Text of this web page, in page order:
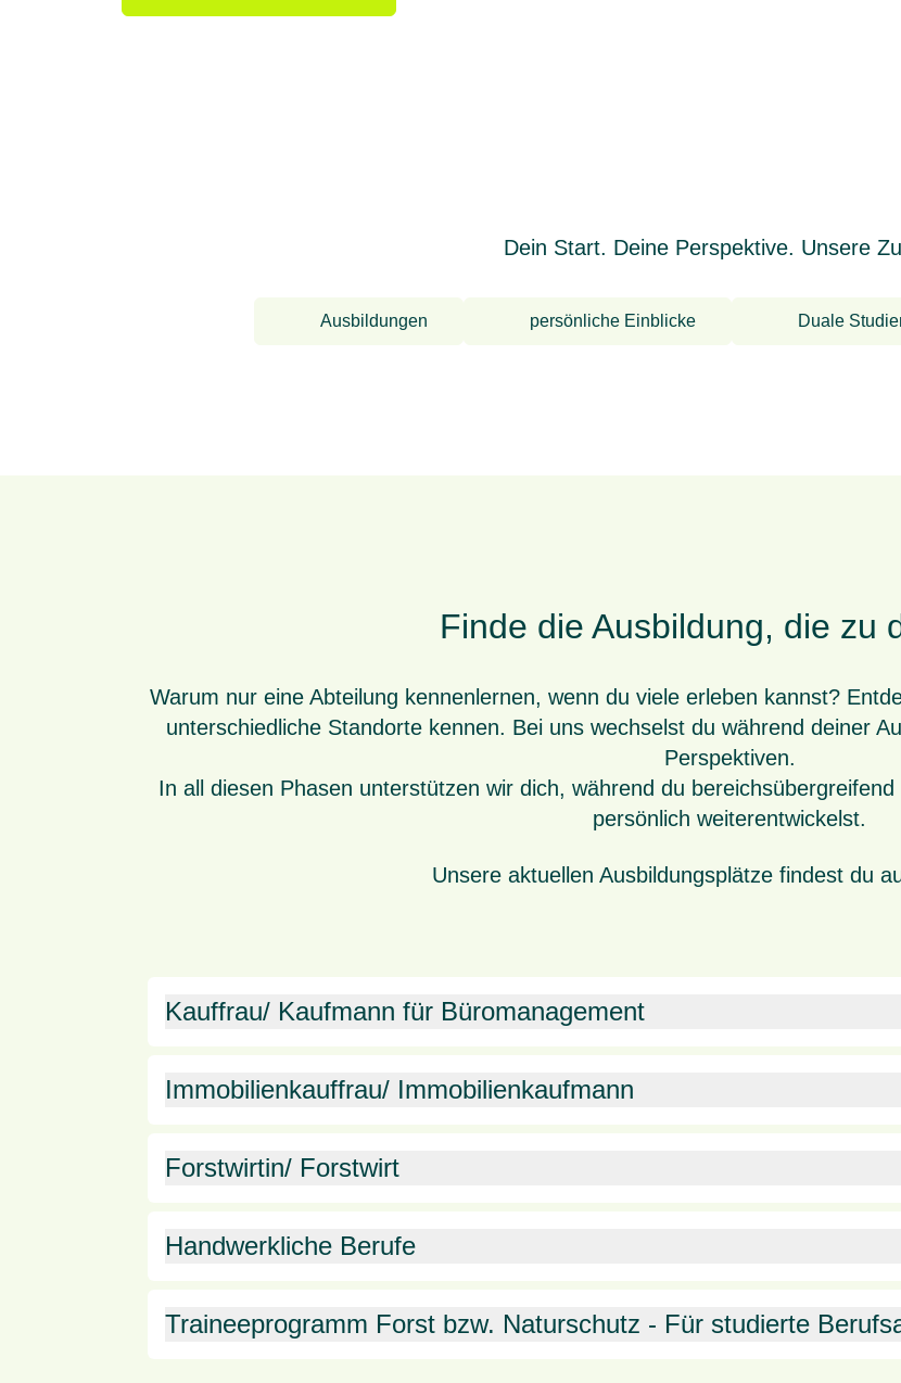
Dein Start. Deine Perspektive. Unsere
Ausbildungen persönliche Einblicke Duale
Finde die Ausbildung, die zu
Warum nur eine Abteilung kennenlernen, wenn du viele erleben kannst?
unterschiedliche Standorte kennen. Bei uns wechselst du während deiner
Perspektiven.
In all diesen Phasen unterstützen wir dich, während du
persönlich weiterentwickelst.
Unsere aktuellen Ausbildungsplätze findest du
Kauffrau/ Kaufmann für Büromanagement
Immobilienkauffrau/ Immobilienkaufmann
Forstwirtin/ Forstwirt
Handwerkliche Berufe
Traineeprogramm Forst bzw. Naturschutz - Für studierte